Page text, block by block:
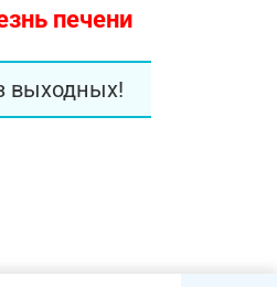
печени
выходных!